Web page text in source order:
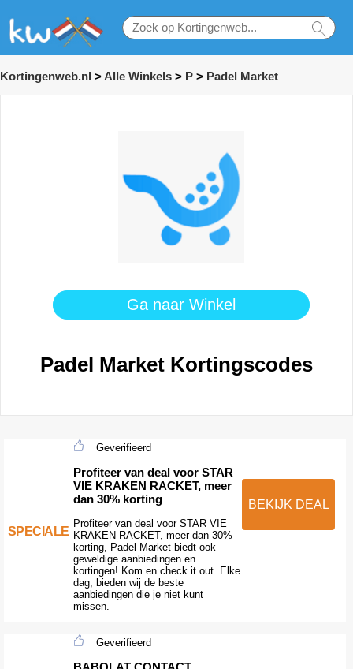
Kortingenweb.nl > Alle Winkels > P > Padel Market
Ga naar Winkel
Padel Market Kortingscodes
SPECIALE
Geverifieerd
Profiteer van deal voor STAR
VIE KRAKEN RACKET, meer
dan 30% korting
Profiteer van deal voor STAR VIE
KRAKEN RACKET, meer dan 30%
korting, Padel Market biedt ook
geweldige aanbiedingen en
kortingen! Kom en check it out. Elke
dag, bieden wij de beste
aanbiedingen die je niet kunt
missen.
BEKIJK DEAL
Geverifieerd